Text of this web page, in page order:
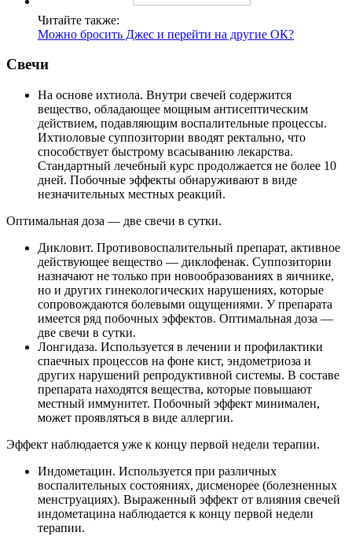
Читайте также:
Можно бросить Джес и перейти на другие ОК?
Свечи
На основе ихтиола. Внутри свечей содержится
вещество, обладающее мощным антисептическим
действием, подавляющим воспалительные процессы.
Ихтиоловые суппозитории вводят ректально, что
способствует быстрому всасыванию лекарства.
Стандартный лечебный курс продолжается не более 10
дней. Побочные эффекты обнаруживают в виде
незначительных местных реакций.
Оптимальная доза — две свечи в сутки.
Дикловит. Противовоспалительный препарат, активное
действующее вещество — диклофенак. Суппозитории
назначают не только при новообразованиях в яичнике,
но и других гинекологических нарушениях, которые
сопровождаются болевыми ощущениями. У препарата
имеется ряд побочных эффектов. Оптимальная доза —
две свечи в сутки.
Лонгидаза. Используется в лечении и профилактики
спаечных процессов на фоне кист, эндометриоза и
других нарушений репродуктивной системы. В составе
препарата находятся вещества, которые повышают
местный иммунитет. Побочный эффект минимален,
может проявляться в виде аллергии.
Эффект наблюдается уже к концу первой недели терапии.
Индометацин. Используется при различных
воспалительных состояниях, дисменорее (болезненных
менструациях). Выраженный эффект от влияния свечей
индометацина наблюдается к концу первой недели
терапии.